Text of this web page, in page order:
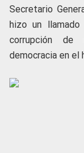
Secretario
hizo un
corrupción de
democracia en el